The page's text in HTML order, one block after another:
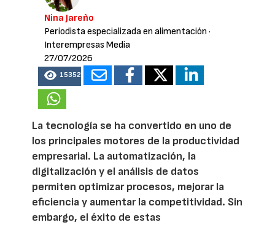
Nina Jareño
Periodista especializada en alimentación ·
Interempresas Media
27/07/2026
15352
La tecnología se ha convertido en uno de
los principales motores de la productividad
empresarial. La automatización, la
digitalización y el análisis de datos
permiten optimizar procesos, mejorar la
eficiencia y aumentar la competitividad. Sin
embargo, el éxito de estas